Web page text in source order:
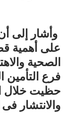
وأشار إلى
على أهمية
الصحية
فرع التأمين
حظيت خلال
والانتشار